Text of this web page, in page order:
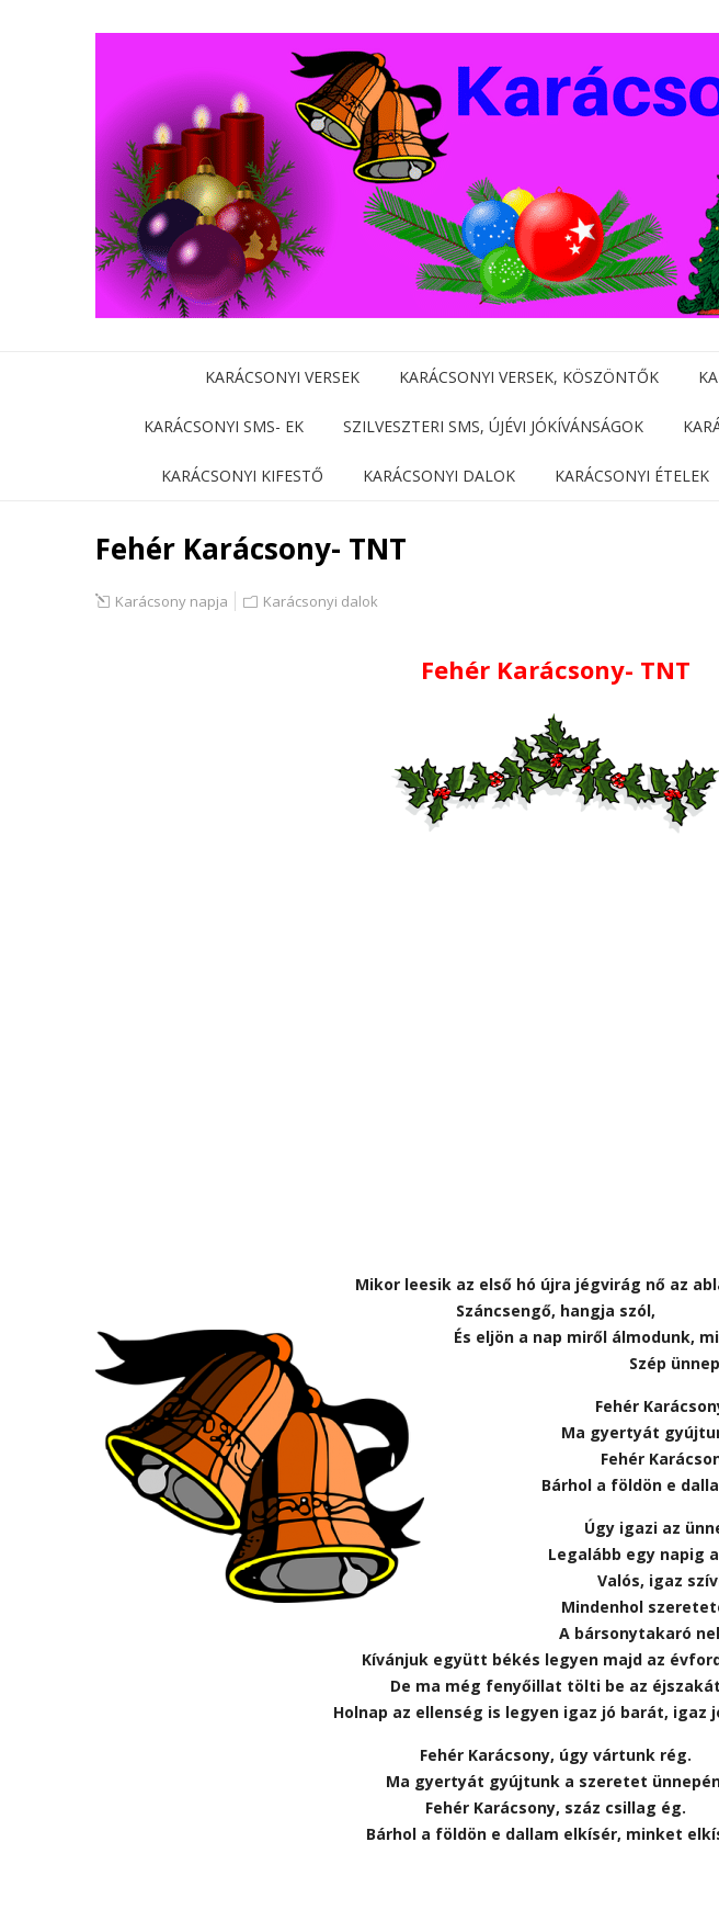
KARÁCSONYI VERSEK KARÁCSONYI VERSEK, KÖSZÖNTŐK
KARÁCSONYI SMS- EK SZILVESZTERI SMS, ÚJÉVI JÓKÍVÁNSÁGOK
KARÁCSONYI KIFESTŐ KARÁCSONYI DALOK KARÁCSONYI ÉTELEK
Fehér Karácsony- TNT
Karácsony napja Karácsonyi dalok
Fehér Karácsony- TNT
Mikor leesik az első hó újra jégvirág nő az
Száncsengő, hangja szól,
És eljön a nap miről álmodunk,
Szép
Fehér
Ma gyertyát
Fehér
Bárhol a földön e
Úgy igazi az
Legalább egy napig
Valós, igaz
Mindenhol
A bársonytakaró
Kívánjuk együtt békés legyen majd az
De ma még fenyőillat tölti be az éjszakát
Holnap az ellenség is legyen igaz jó barát, igaz
Fehér Karácsony, úgy vártunk rég.
Ma gyertyát gyújtunk a szeretet
Fehér Karácsony, száz csillag ég.
Bárhol a földön e dallam elkísér, minket